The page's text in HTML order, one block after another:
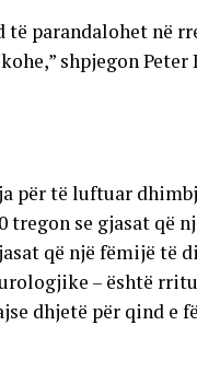
parandalohet në
shpjegon
për të luftuar
se gjasat që
që një fëmijë të
– është
dhjetë për qind e